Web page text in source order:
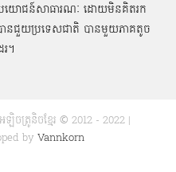
ប្រយោជន៍សាធារណៈ ដោយមិនគិតរក
ានជួយប្រទេសជាតិ បានមួយភាគតូច
។
ចត្រូនិចខ្មែរ © 2012 - 2022 |
by Vannkorn